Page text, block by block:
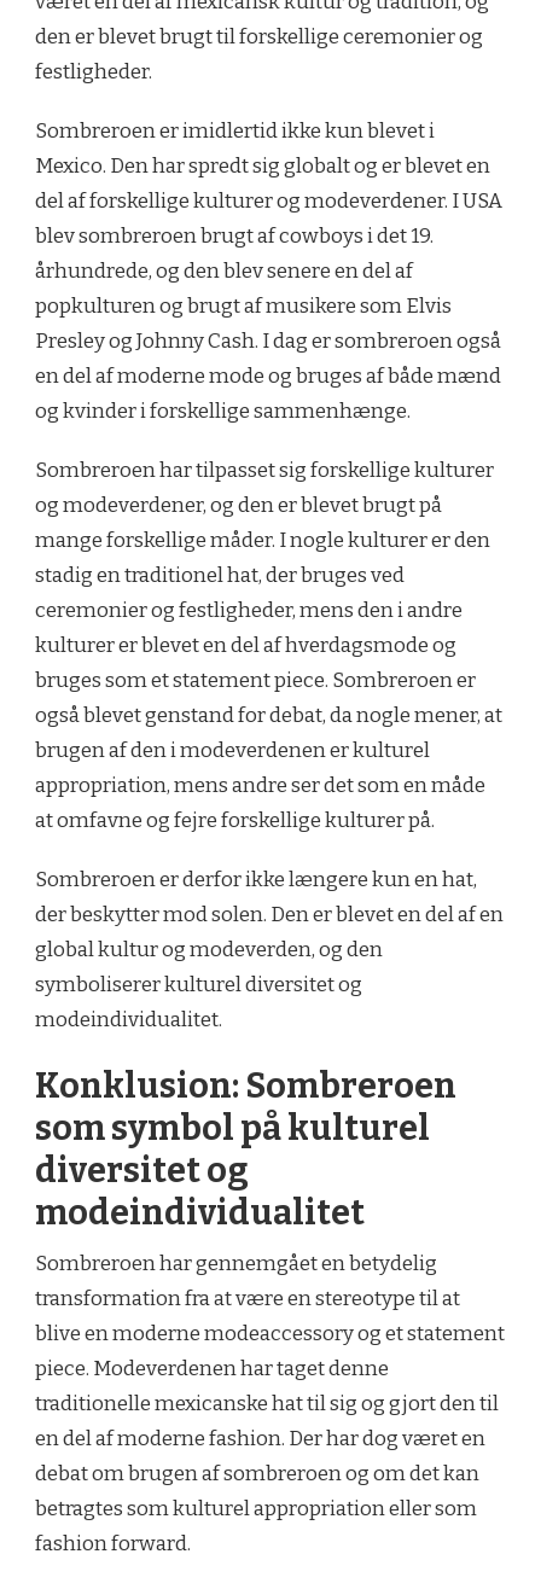
den er blevet brugt til forskellige ceremonier og
festligheder.
Sombreroen er imidlertid ikke kun blevet i
Mexico. Den har spredt sig globalt og er blevet en
del af forskellige kulturer og modeverdener. I USA
blev sombreroen brugt af cowboys i det 19.
århundrede, og den blev senere en del af
popkulturen og brugt af musikere som Elvis
Presley og Johnny Cash. I dag er sombreroen også
en del af moderne mode og bruges af både mænd
og kvinder i forskellige sammenhænge.
Sombreroen har tilpasset sig forskellige kulturer
og modeverdener, og den er blevet brugt på
mange forskellige måder. I nogle kulturer er den
stadig en traditionel hat, der bruges ved
ceremonier og festligheder, mens den i andre
kulturer er blevet en del af hverdagsmode og
bruges som et statement piece. Sombreroen er
også blevet genstand for debat, da nogle mener, at
brugen af den i modeverdenen er kulturel
appropriation, mens andre ser det som en måde
at omfavne og fejre forskellige kulturer på.
Sombreroen er derfor ikke længere kun en hat,
der beskytter mod solen. Den er blevet en del af en
global kultur og modeverden, og den
symboliserer kulturel diversitet og
modeindividualitet.
Konklusion: Sombreroen
som symbol på kulturel
diversitet og
modeindividualitet
Sombreroen har gennemgået en betydelig
transformation fra at være en stereotype til at
blive en moderne modeaccessory og et statement
piece. Modeverdenen har taget denne
traditionelle mexicanske hat til sig og gjort den til
en del af moderne fashion. Der har dog været en
debat om brugen af sombreroen og om det kan
betragtes som kulturel appropriation eller som
fashion forward.